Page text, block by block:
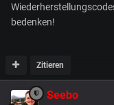
bedenken!
Zitieren
Seebo